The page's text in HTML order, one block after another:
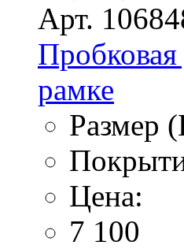
Арт.
рамке
Размер
Цена:
7 100